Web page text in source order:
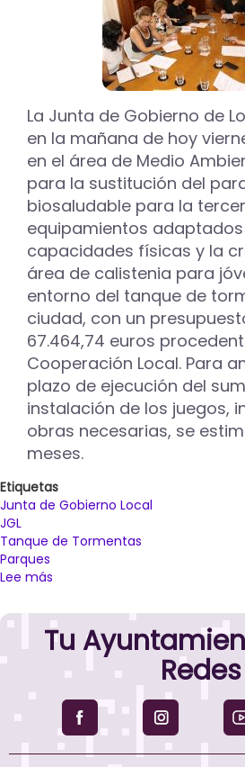
La Junta de Gobierno de
en la mañana de hoy
en el área de Medio
para la sustitución del
biosaludable para la
equipamientos
capacidades físicas y la
área de calistenia para
entorno del tanque de
ciudad, con un
67.464,74 euros
Cooperación Local. Para
plazo de ejecución del
instalación de los juegos,
obras necesarias, se
meses.
Etiquetas
Junta de Gobierno Local
JGL
Tanque de Tormentas
Parques
Lee más
JGL
aprueba
el
la
sustitución
del
parque
Tu
Redes